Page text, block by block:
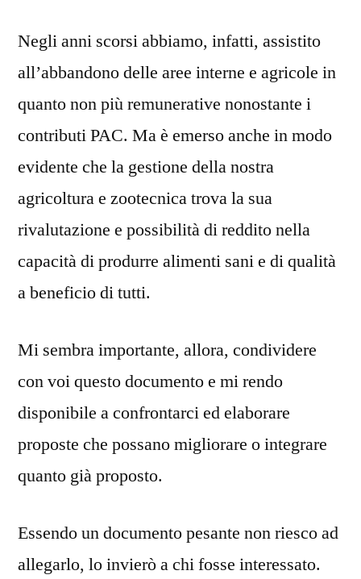
Negli anni scorsi abbiamo, infatti, assistito
all’abbandono delle aree interne e agricole in
quanto non più remunerative nonostante i
contributi PAC. Ma è emerso anche in modo
evidente che la gestione della nostra
agricoltura e zootecnica trova la sua
rivalutazione e possibilità di reddito nella
capacità di produrre alimenti sani e di qualità
a beneficio di tutti.
Mi sembra importante, allora, condividere
con voi questo documento e mi rendo
disponibile a confrontarci ed elaborare
proposte che possano migliorare o integrare
quanto già proposto.
Essendo un documento pesante non riesco ad
allegarlo, lo invierò a chi fosse interessato.